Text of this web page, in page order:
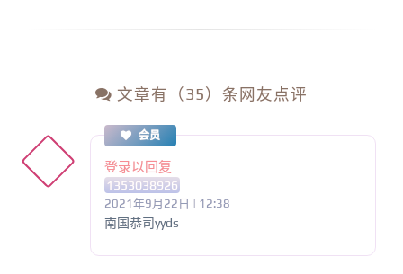
文章有（35）条网友点评
会员
登录以回复
1353038926
2021年9月22日 | 12:38
南国恭司yyds